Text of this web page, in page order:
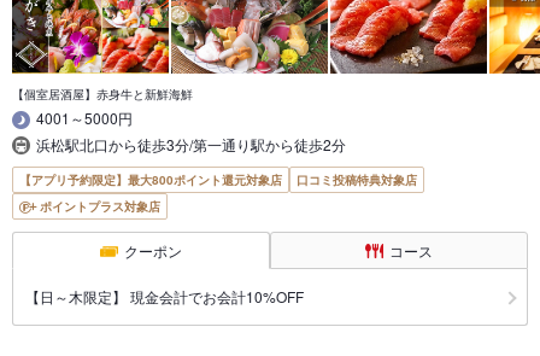
【個室居酒屋】赤身牛と新鮮海鮮
4001～5000円
浜松駅北口から徒歩3分/第一通り駅から徒歩2分
【アプリ予約限定】最大800ポイント還元対象店
口コミ投稿特典対象店
ポイントプラス対象店
クーポン コース
【日～木限定】 現金会計でお会計10%OFF